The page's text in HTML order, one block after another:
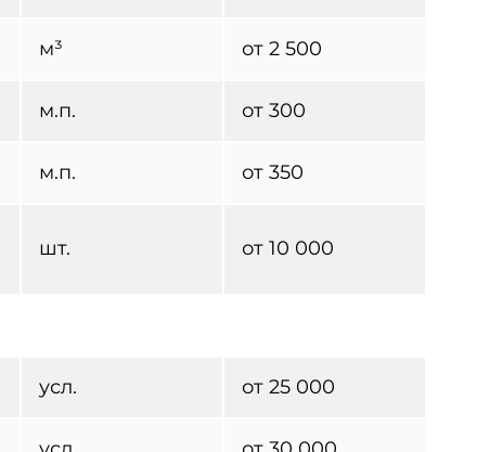
м³ от 2 500
м.п. от 300
м.п. от 350
шт. от 10 000
усл. от 25 000